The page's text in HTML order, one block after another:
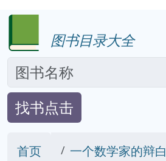
图书目录大全
找书点击
首页 一个数学家的辩白